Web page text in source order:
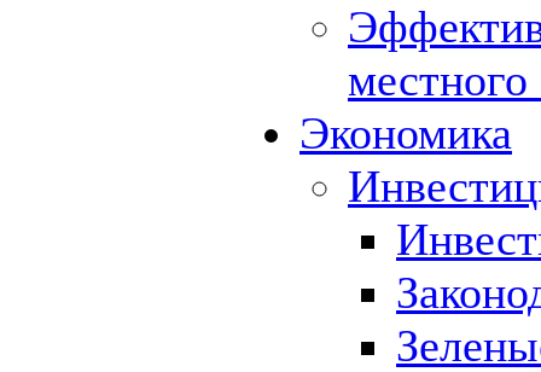
Экономика